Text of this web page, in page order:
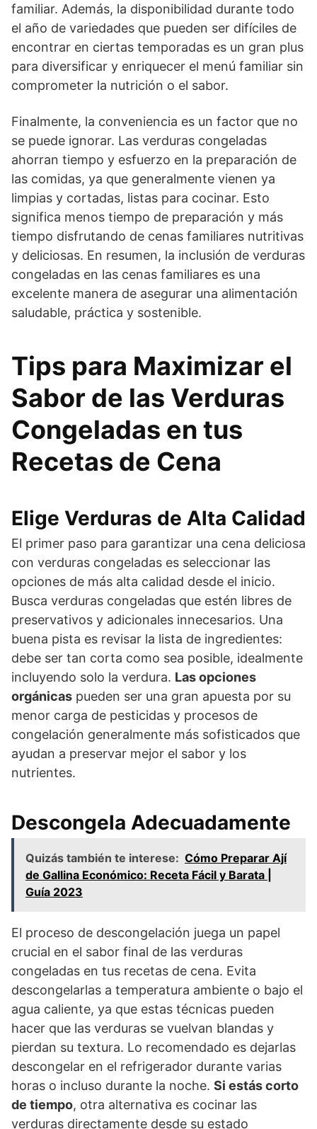
familiar. Además, la disponibilidad durante todo
el año de variedades que pueden ser difíciles de
encontrar en ciertas temporadas es un gran plus
para diversificar y enriquecer el menú familiar sin
comprometer la nutrición o el sabor.
Finalmente, la conveniencia es un factor que no
se puede ignorar. Las verduras congeladas
ahorran tiempo y esfuerzo en la preparación de
las comidas, ya que generalmente vienen ya
limpias y cortadas, listas para cocinar. Esto
significa menos tiempo de preparación y más
tiempo disfrutando de cenas familiares nutritivas
y deliciosas. En resumen, la inclusión de verduras
congeladas en las cenas familiares es una
excelente manera de asegurar una alimentación
saludable, práctica y sostenible.
Tips para Maximizar el
Sabor de las Verduras
Congeladas en tus
Recetas de Cena
Elige Verduras de Alta Calidad
El primer paso para garantizar una cena deliciosa
con verduras congeladas es seleccionar las
opciones de más alta calidad desde el inicio.
Busca verduras congeladas que estén libres de
preservativos y adicionales innecesarios. Una
buena pista es revisar la lista de ingredientes:
debe ser tan corta como sea posible, idealmente
incluyendo solo la verdura. Las opciones
orgánicas pueden ser una gran apuesta por su
menor carga de pesticidas y procesos de
congelación generalmente más sofisticados que
ayudan a preservar mejor el sabor y los
nutrientes.
Descongela Adecuadamente
Quizás también te interese: Cómo Preparar Ají
de Gallina Económico: Receta Fácil y Barata |
Guía 2023
El proceso de descongelación juega un papel
crucial en el sabor final de las verduras
congeladas en tus recetas de cena. Evita
descongelarlas a temperatura ambiente o bajo el
agua caliente, ya que estas técnicas pueden
hacer que las verduras se vuelvan blandas y
pierdan su textura. Lo recomendado es dejarlas
descongelar en el refrigerador durante varias
horas o incluso durante la noche. Si estás corto
de tiempo, otra alternativa es cocinar las
verduras directamente desde su estado